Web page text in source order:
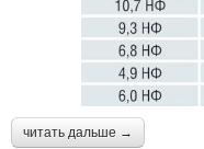
читать дальше →